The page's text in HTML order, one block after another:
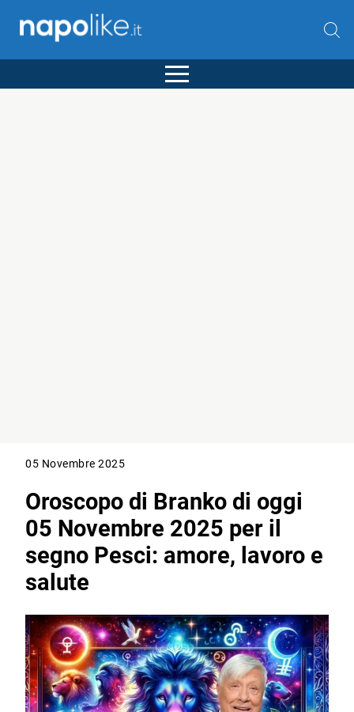
05 Novembre 2025
Oroscopo di Branko di oggi
05 Novembre 2025 per il
segno Pesci: amore, lavoro e
salute